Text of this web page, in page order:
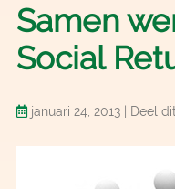
Samen
Social
januari 24, 2013 Deel